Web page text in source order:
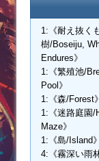
1:《耐え抜く
樹/Boseiju,
Endures》
1:《繁殖池/
Pool》
1:《森/Forest》
1:《迷路庭園/
Maze》
1:《島/Island》
4:《霧深い雨